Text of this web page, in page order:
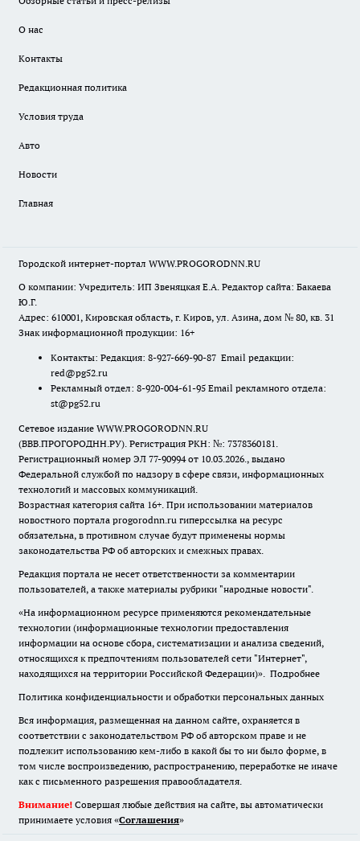
О нас
Контакты
Редакционная политика
Условия труда
Авто
Новости
Главная
Городской интернет-портал WWW.PROGORODNN.RU
О компании: Учредитель: ИП Звеняцкая Е.А. Редактор сайта: Бакаева
Ю.Г.
Адрес: 610001, Кировская область, г. Киров, ул. Азина, дом № 80, кв. 31
Знак информационной продукции: 16+
Контакты: Редакция: 8-927-669-90-87 Email редакции:
red@pg52.ru
Рекламный отдел: 8-920-004-61-95 Email рекламного отдела:
st@pg52.ru
Сетевое издание WWW.PROGORODNN.RU
(ВВВ.ПРОГОРОДНН.РУ). Регистрация РКН: №: 7378360181.
Регистрационный номер ЭЛ 77-90994 от 10.03.2026., выдано
Федеральной службой по надзору в сфере связи, информационных
технологий и массовых коммуникаций.
Возрастная категория сайта 16+. При использовании материалов
новостного портала progorodnn.ru гиперссылка на ресурс
обязательна, в противном случае будут применены нормы
законодательства РФ об авторских и смежных правах.
Редакция портала не несет ответственности за комментарии
пользователей, а также материалы рубрики "народные новости".
«На информационном ресурсе применяются рекомендательные
технологии (информационные технологии предоставления
информации на основе сбора, систематизации и анализа сведений,
относящихся к предпочтениям пользователей сети "Интернет",
находящихся на территории Российской Федерации)». Подробнее
Политика конфиденциальности и обработки персональных данных
Вся информация, размещенная на данном сайте, охраняется в
соответствии с законодательством РФ об авторском праве и не
подлежит использованию кем-либо в какой бы то ни было форме, в
том числе воспроизведению, распространению, переработке не иначе
как с письменного разрешения правообладателя.
Внимание! Совершая любые действия на сайте, вы автоматически
принимаете условия «Cоглашения»